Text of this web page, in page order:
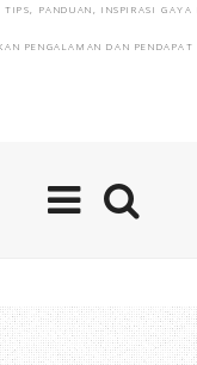
TIPS, PANDUAN, INSPIRASI
PENGALAMAN DAN PENDAPAT